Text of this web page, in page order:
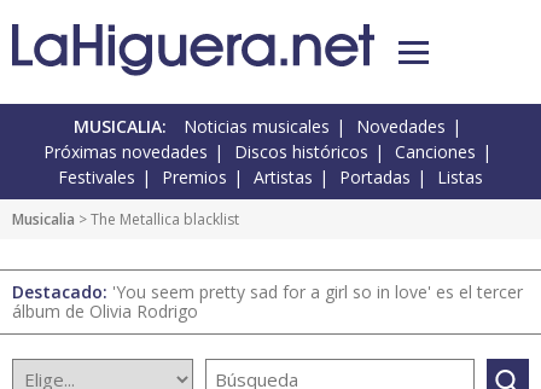
MUSICALIA: Noticias musicales
Novedades
Próximas novedades
Discos históricos
Canciones
Festivales
Premios Artistas Portadas Listas
Musicalia > The Metallica blacklist
Destacado: 'You seem pretty sad for a girl so in love' es el tercer
álbum de Olivia Rodrigo